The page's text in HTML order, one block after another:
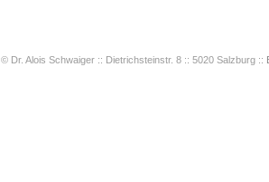
© Dr. Alois Schwaiger :: Dietrichsteinstr. 8 :: 5020 Salzburg ::